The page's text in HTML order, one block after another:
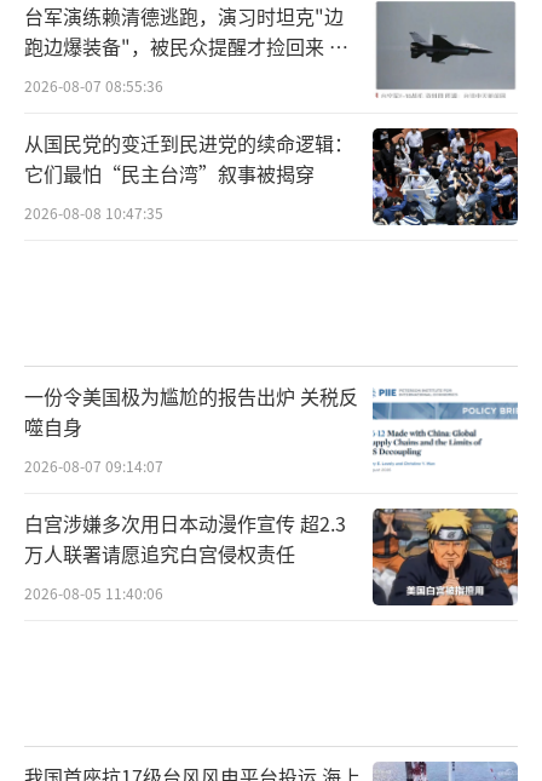
台军演练赖清德逃跑，演习时坦克"边
跑边爆装备"，被民众提醒才捡回来 演
习状况频出引发关注
2026-08-07 08:55:36
从国民党的变迁到民进党的续命逻辑：
它们最怕“民主台湾”叙事被揭穿
2026-08-08 10:47:35
一份令美国极为尴尬的报告出炉 关税反
噬自身
2026-08-07 09:14:07
白宫涉嫌多次用日本动漫作宣传 超2.3
万人联署请愿追究白宫侵权责任
2026-08-05 11:40:06